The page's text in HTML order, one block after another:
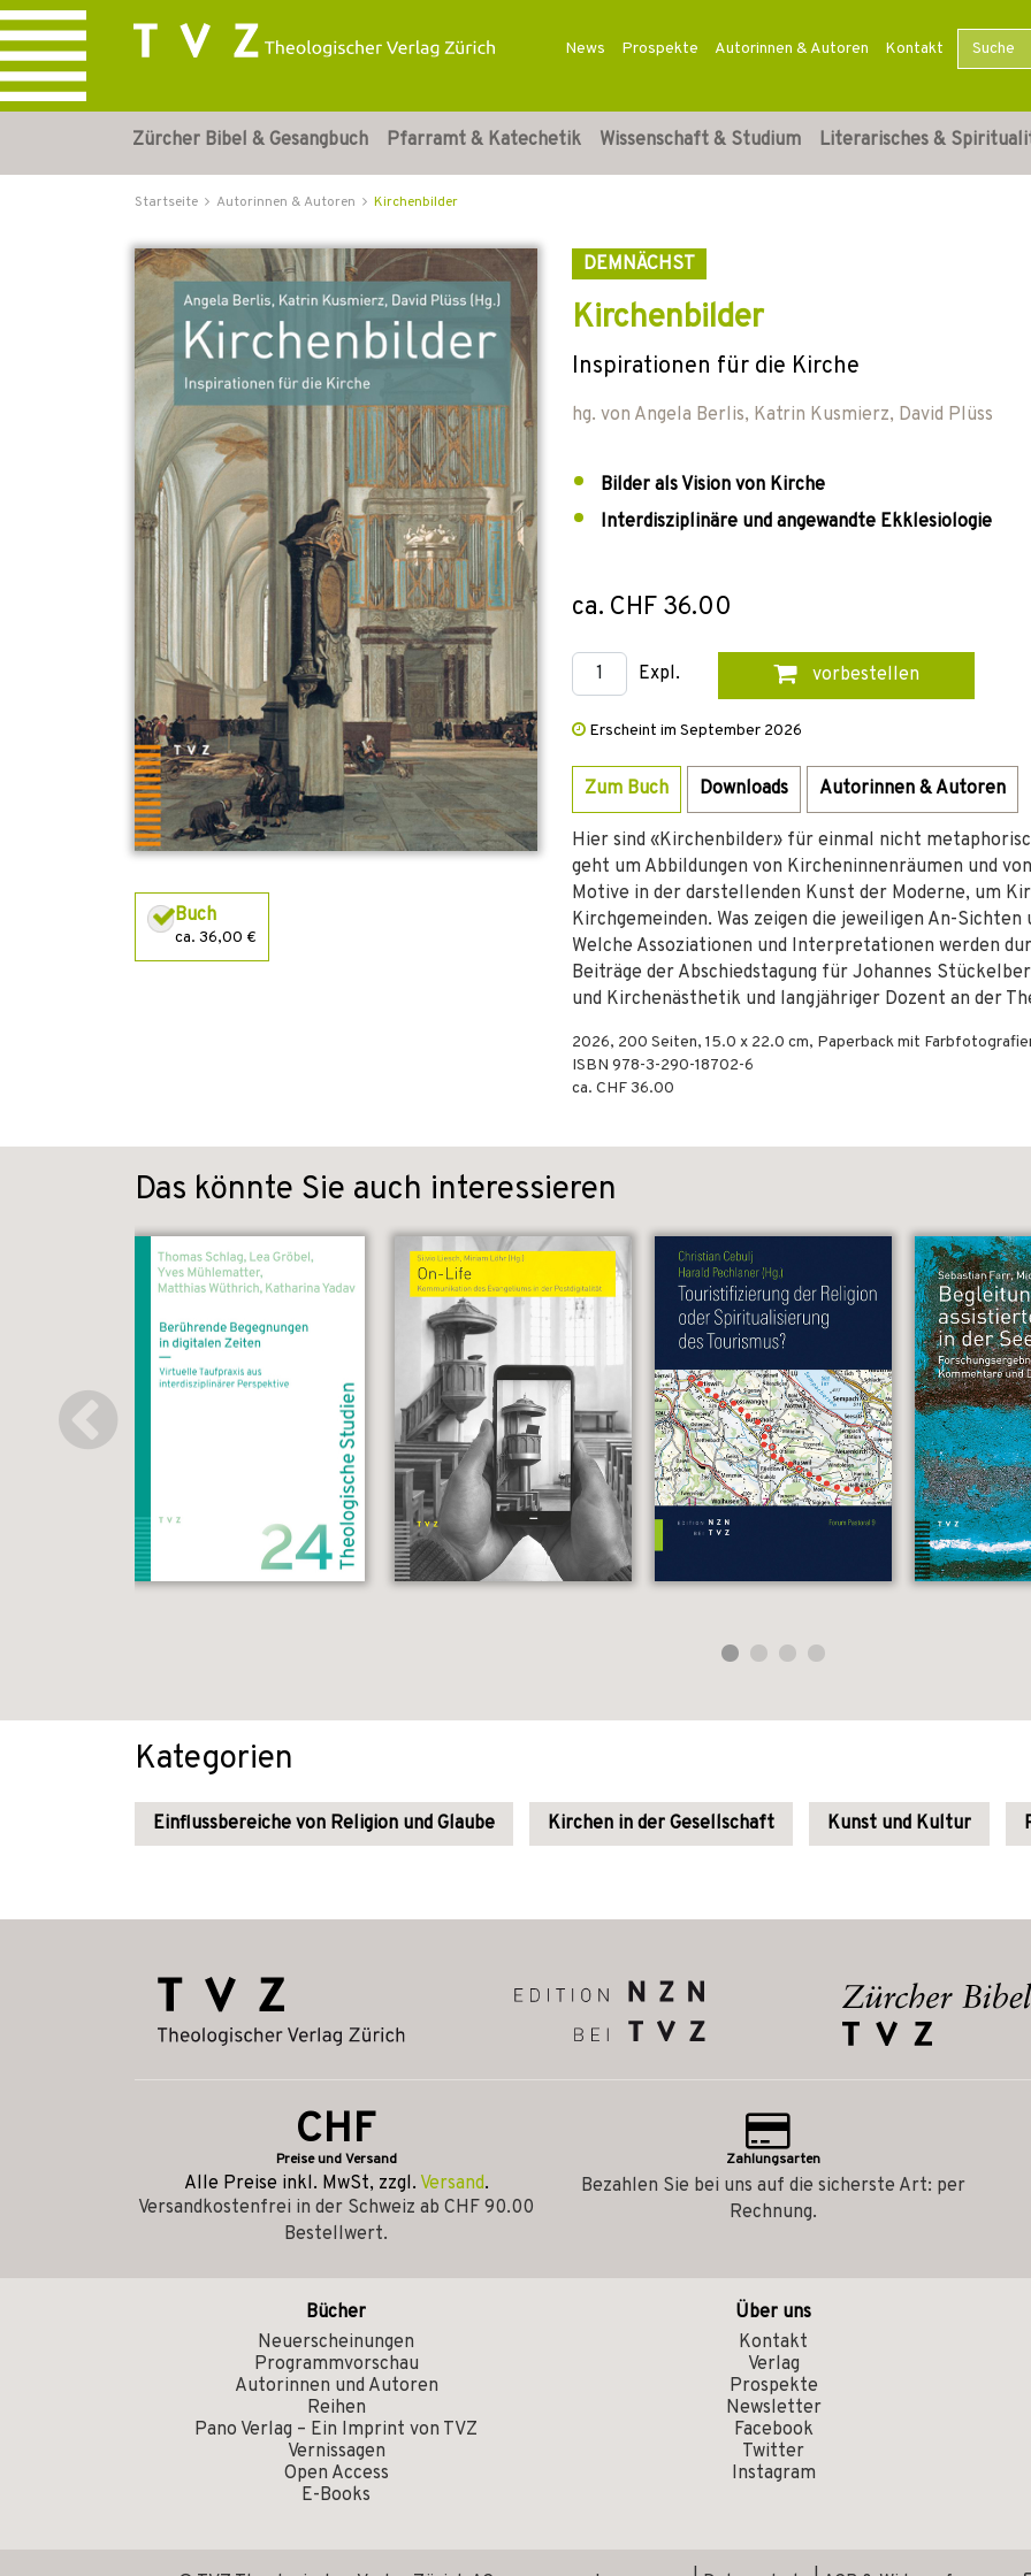
News Prospekte Autorinnen & Autoren Kontakt
Zürcher Bibel & Gesangbuch Pfarramt & Katechetik Wissenschaft & Studium Literarisches &
Startseite Autorinnen & Autoren Kirchenbilder
Buch
ca. 36,00 €
DEMNÄCHST
Kirchenbilder
Inspirationen für die Kirche
hg. von Angela Berlis, Katrin Kusmierz, David Plüss
Bilder als Vision von Kirche
Interdisziplinäre und angewandte Ekklesiologie
ca. CHF 36.00
Expl. vorbestellen
Erscheint im September 2026
Zum Buch Downloads Autorinnen & Autoren
Hier sind «Kirchenbilder» für einmal nicht
geht um Abbildungen von Kircheninnenräumen und
Motive in der darstellenden Kunst der Moderne, um
Kirchgemeinden. Was zeigen die jeweiligen An-
Welche Assoziationen und Interpretationen werden
Beiträge der Abschiedstagung für Johannes
und Kirchenästhetik und langjähriger Dozent an der
2026, 200 Seiten, 15.0 x 22.0 cm, Paperback mit
ISBN 978-3-290-18702-6
ca. CHF 36.00
Das könnte Sie auch interessieren
Kategorien
Einflussbereiche von Religion und Glaube Kirchen in der Gesellschaft Kunst und Kultur
CHF
Preise und Versand
Alle Preise inkl. MwSt, zzgl. Versand.
Versandkostenfrei in der Schweiz ab CHF 90.00
Bestellwert.
Zahlungsarten
Bezahlen Sie bei uns auf die sicherste Art: per
Rechnung.
Bücher
Neuerscheinungen
Programmvorschau
Autorinnen und Autoren
Reihen
Pano Verlag – Ein Imprint von TVZ
Vernissagen
Open Access
E-Books
Über uns
Kontakt
Verlag
Prospekte
Newsletter
Facebook
Twitter
Instagram